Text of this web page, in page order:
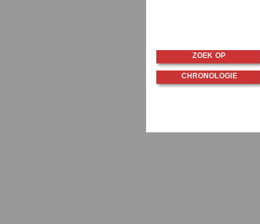
ZOEK OP
CHRONOLOGIE